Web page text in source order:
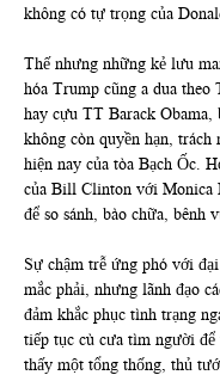
không có tự trọng của
Thế nhưng những kẻ lưu
hóa Trump cũng a dua theo
hay cựu TT Barack
không còn quyền hạn,
hiện nay của tòa Bạch Ốc.
của Bill Clinton với Monica
để so sánh, bào chữa, bênh
Sự chậm trễ ứng phó với
mắc phải, nhưng lãnh đạo
đảm khắc phục tình trạng
tiếp tục cù cưa tìm người
thấy một tổng thống, thủ